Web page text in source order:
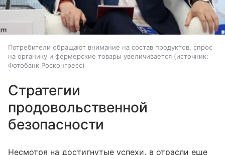
Потребители обращают внимание на состав продуктов, спрос
на органику и фермерские товары увеличивается
источник:
Фотобанк Росконгресс
Стратегии
продовольственной
безопасности
Несмотря на достигнутые успехи, в отрасли еще